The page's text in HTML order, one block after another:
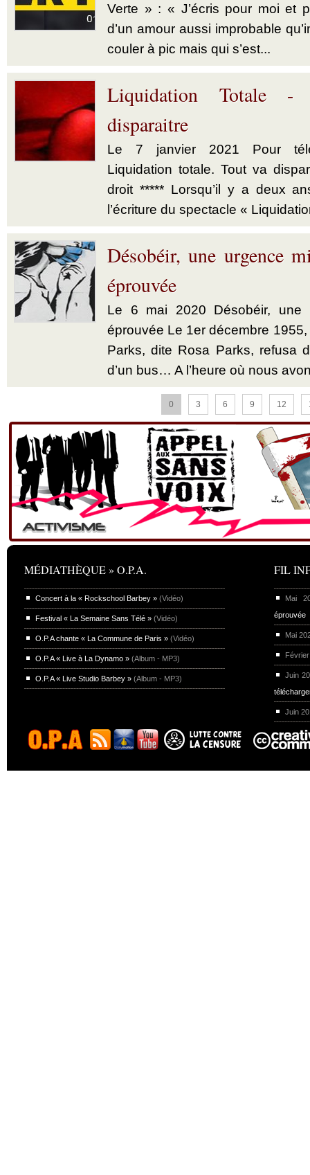
Verte » : « J’écris pour moi et
d’un amour aussi improbable
couler à pic mais qui s’est...
Liquidation Totale
disparaitre
Le 7 janvier 2021 Pour
Liquidation totale. Tout va
droit ***** Lorsqu’il y a deux
l’écriture du spectacle «
Désobéir, une urgence
éprouvée
Le 6 mai 2020 Désobéir, une
éprouvée Le 1er décembre
Parks, dite Rosa Parks, refusa
d’un bus… A l’heure où nous
0 3 6 9 12
MÉDIATHÈQUE » O.P.A.
Concert à la « Rockschool Barbey » (Vidéo)
Festival « La Semaine Sans Télé » (Vidéo)
O.P.A chante « La Commune de Paris » (Vidéo)
O.P.A « Live à La Dynamo » (Album - MP3)
O.P.A « Live Studio Barbey » (Album - MP3)
FIL
Mai
éprouvée
Mai
Juin
Juin